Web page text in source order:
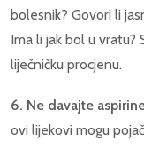
bolesnik? Govori li
Ima li jak bol u vratu?
liječničku procjenu.
6. Ne davajte
ovi lijekovi mogu